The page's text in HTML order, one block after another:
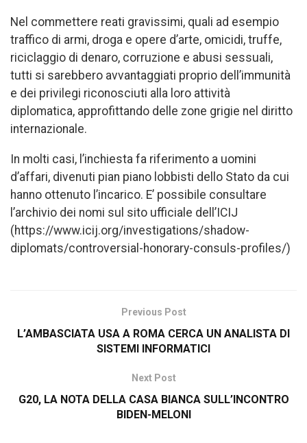
Nel commettere reati gravissimi, quali ad esempio
traffico di armi, droga e opere d’arte, omicidi, truffe,
riciclaggio di denaro, corruzione e abusi sessuali,
tutti si sarebbero avvantaggiati proprio dell’immunità
e dei privilegi riconosciuti alla loro attività
diplomatica, approfittando delle zone grigie nel diritto
internazionale.
In molti casi, l’inchiesta fa riferimento a uomini
d’affari, divenuti pian piano lobbisti dello Stato da cui
hanno ottenuto l’incarico. E’ possibile consultare
l’archivio dei nomi sul sito ufficiale dell’ICIJ
(https://www.icij.org/investigations/shadow-
diplomats/controversial-honorary-consuls-profiles/)
Previous Post
L’AMBASCIATA USA A ROMA CERCA UN ANALISTA DI
SISTEMI INFORMATICI
Next Post
G20, LA NOTA DELLA CASA BIANCA SULL’INCONTRO
BIDEN-MELONI